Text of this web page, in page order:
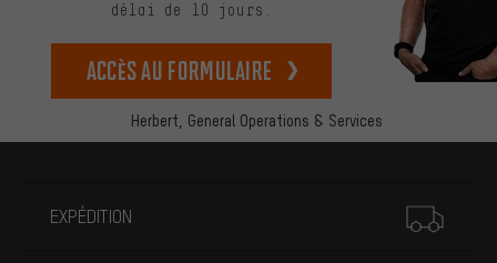
Herbert, General Operations & Services
délai de 10 jours.
Accès au formulaire
EXPÉDITION